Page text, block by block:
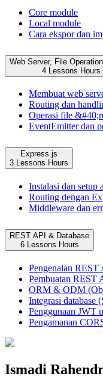
Core module
Local module
Cara ekspor dan
Web Server, File
4 Lessons Hours
Membuat web
Routing dan
Operasi file
EventEmitter dan
Express.js
3 Lessons Hours
Instalasi dan setup
Routing dengan
Middleware dan
REST API & Database
6 Lessons Hours
Pengenalan REST
Pembuatan REST
ORM & ODM
Integrasi database
Penggunaan JWT
Pengamanan
Ismadi